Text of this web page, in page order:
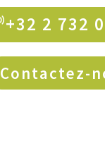
+32 2 732
Contactez-